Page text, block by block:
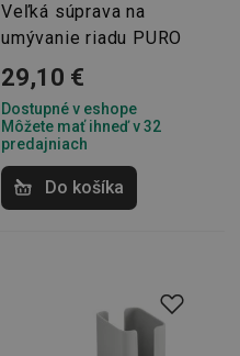
Veľká súprava na
umývanie riadu PURO
29,10 €
Dostupné v eshope
Môžete mať ihneď v 32
predajniach
Do košíka